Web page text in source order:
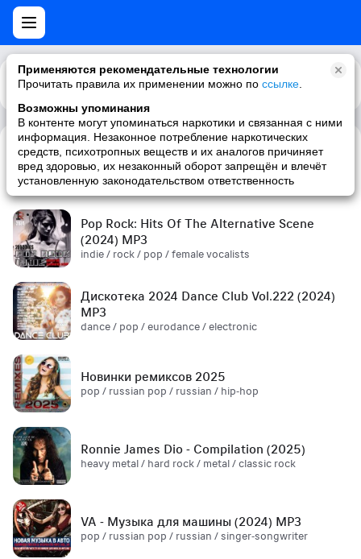
Применяются рекомендательные технологии
Прочитать правила их применении можно по ссылке
Возможны упоминания
В контенте могут упоминаться наркотики и связанная с ними
информация. Незаконное потребление наркотических
средств, психотропных веществ и их аналогов причиняет
вред здоровью, их незаконный оборот запрещён и влечёт
установленную законодательством ответственность
Каталог Рекомендации
Сборник! '90s (2024) MP3
pop / russian pop / russian / '90s
Pop Rock: Hits Of The Alternative Scene
(2024) MP3
indie / rock / pop / female vocalists
Дискотека 2024 Dance Club Vol.222 (2024)
MP3
dance / pop / eurodance / electronic
Новинки ремиксов 2025
pop / russian pop / russian / hip-hop
Ronnie James Dio - Compilation (2025)
heavy metal / hard rock / metal / classic rock
VA - Музыка для машины (2024) MP3
pop / russian pop / russian / singer-songwriter